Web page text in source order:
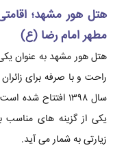
هتل هور مشهد؛
مطهر امام رضا (ع)
هتل هور مشهد به عنوان
راحت و با صرفه برای
سال ۱۳۹۸ افتتاح
یکی از گزینه های مناسب
زیارتی به شمار می آید.